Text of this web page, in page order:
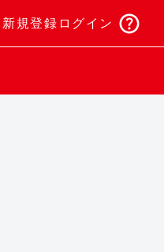
新規登録 ログイン